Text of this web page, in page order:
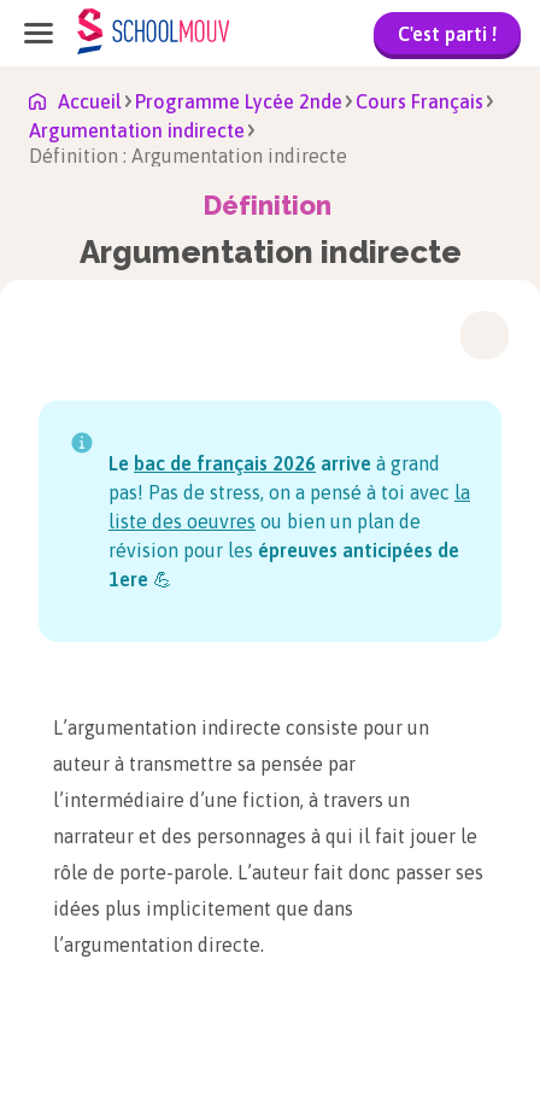
C'est parti !
Accueil Programme Lycée 2nde
Cours Français
Argumentation indirecte
Définition : Argumentation indirecte
Définition
Argumentation indirecte
Le bac de français 2026 arrive à grand
pas! Pas de stress, on a pensé à toi avec la
liste des oeuvres ou bien un plan de
révision pour les épreuves anticipées de
1ere 💪
L’argumentation indirecte consiste pour un
auteur à transmettre sa pensée par
l’intermédiaire d’une fiction, à travers un
narrateur et des personnages à qui il fait jouer le
rôle de porte-parole. L’auteur fait donc passer ses
idées plus implicitement que dans
l’argumentation directe.